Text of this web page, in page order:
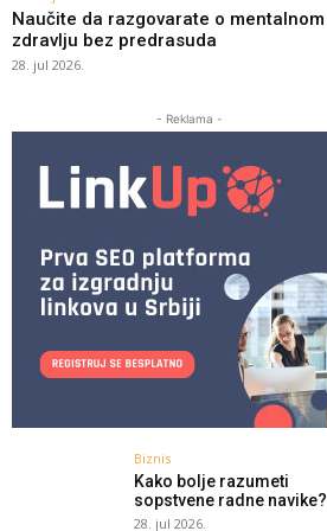
Naučite da razgovarate o mentalnom
zdravlju bez predrasuda
28. jul 2026.
- Reklama -
Biznis
Kako bolje razumeti
sopstvene radne navike?
28. jul 2026.